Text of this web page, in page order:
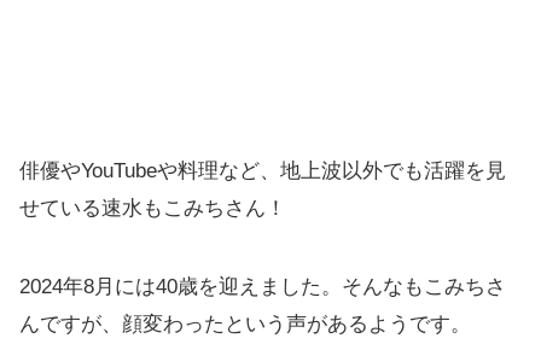
俳優やYouTubeや料理など、地上波以外でも活躍を見
せている速水もこみちさん！
2024年8月には40歳を迎えました。そんなもこみちさ
んですが、顔変わったという声があるようです。